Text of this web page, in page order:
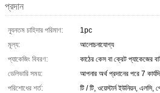
প্রদান
ন্যূনতম চাহিদার পরিমাণ:
1pc
মূল্য:
আলোচনাযোগ্য
প্যাকেজিং বিবরণ:
কাঠের কেস বা ক্রেট প্যাকেজের
ডেলিভারি সময়:
আপনার অর্থ প্রদানের পরে 7
পরিশোধের শর্ত:
টি / টি, ওয়েস্টার্ন ইউনিয়ন, এলসি,